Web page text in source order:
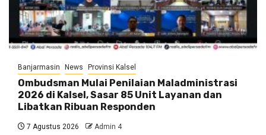
Banjarmasin News Provinsi Kalsel
Ombudsman Mulai Penilaian Maladministrasi
2026 di Kalsel, Sasar 85 Unit Layanan dan
Libatkan Ribuan Responden
7 Agustus 2026 Admin 4